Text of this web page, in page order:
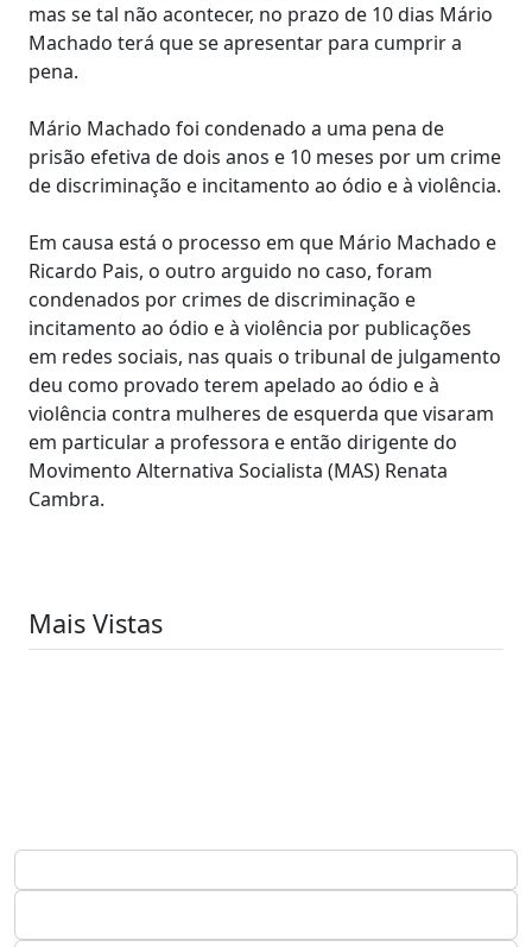
mas se tal não acontecer, no prazo de 10 dias Mário
Machado terá que se apresentar para cumprir a
pena.
Mário Machado foi condenado a uma pena de
prisão efetiva de dois anos e 10 meses por um crime
de discriminação e incitamento ao ódio e à violência.
Em causa está o processo em que Mário Machado e
Ricardo Pais, o outro arguido no caso, foram
condenados por crimes de discriminação e
incitamento ao ódio e à violência por publicações
em redes sociais, nas quais o tribunal de julgamento
deu como provado terem apelado ao ódio e à
violência contra mulheres de esquerda que visaram
em particular a professora e então dirigente do
Movimento Alternativa Socialista (MAS) Renata
Cambra.
Mais Vistas